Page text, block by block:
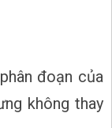
đoạn của
không thay